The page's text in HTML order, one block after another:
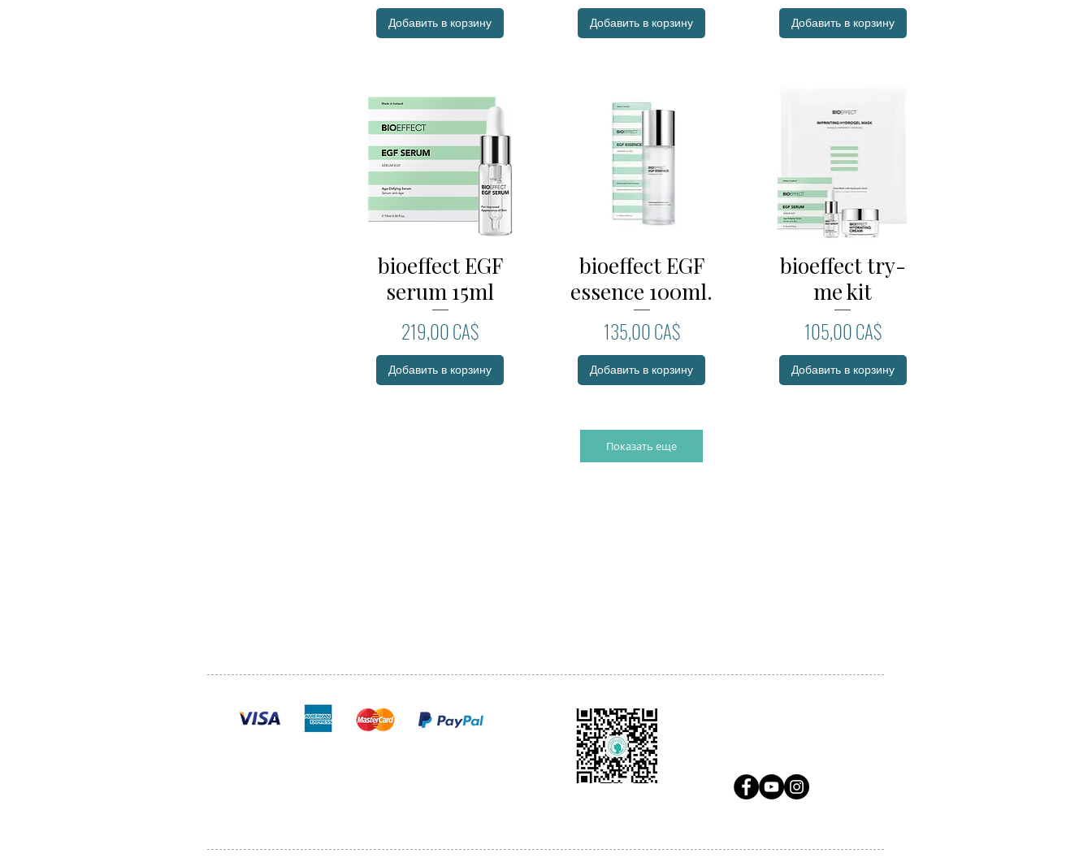
Добавить в корзину Добавить в корзину Добавить в корзину
Быстрый просмотр
bioeffect EGF
serum 15ml
Цена
219,00 CA$
Добавить в корзину
Быстрый просмотр
bioeffect EGF
essence 100ml.
Цена
135,00 CA$
Добавить в корзину
Быстрый просмотр
bioeffect try-
me kit
Цена
105,00 CA$
Добавить в корзину
Показать еще